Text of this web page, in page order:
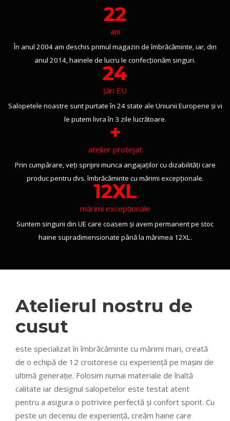
22
ani
În anul 2004 am deschis primul magazin de îmbrăcăminte, iar, din
anul 2014, hainele de lucru le confecționăm singuri.
24
țări EU
Salopetele noastre sunt purtate în 24 state ale Uniunii Europene și vi
le putem livra în 3 zile lucrătoare.
+
atelier protejat
Prin cumpărare, veți sprijini munca angajaților cu dizabilități care
produc pentru dvs. îmbrăcăminte cu mărimi excepționale.
12XL
mărimi excepționale
Suntem singurii din UE care coasem și avem permanent pe stoc
haine supradimensionate până la mărimea 12XL.
Atelierul nostru de
cusut
este specializat în îmbrăcăminte cu mărimi mari, creată
de o echipă de 12 croitorese cu experiență pe mașini de
ultimă generație. Folosim numai materiale de înaltă
calitate iar designul salopetelor este testat atent
pentru a asigura o potrivire perfectă și confort sporit. Cu
peste un deceniu de experiență, creăm haine care